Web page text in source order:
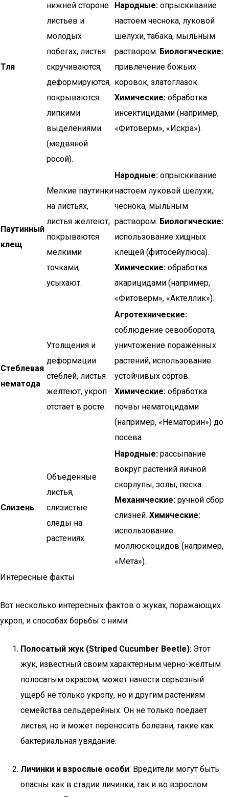
Тля
нижней стороне
листьев и
молодых
побегах, листья
скручиваются,
деформируются,
покрываются
липкими
выделениями
(медвяной
росой).
Народные: опрыскивание
настоем чеснока, луковой
шелухи, табака, мыльным
раствором. Биологические:
привлечение божьих
коровок, златоглазок.
Химические: обработка
инсектицидами (например,
«Фитоверм», «Искра»).
Паутинный
клещ
Мелкие паутинки
на листьях,
листья желтеют,
покрываются
мелкими
точками,
усыхают.
Народные: опрыскивание
настоем луковой шелухи,
чеснока, мыльным
раствором. Биологические:
использование хищных
клещей (фитосейулюса).
Химические: обработка
акарицидами (например,
«Фитоверм», «Актеллик»).
Стеблевая
нематода
Утолщения и
деформации
стеблей, листья
желтеют, укроп
отстает в росте.
Агротехнические:
соблюдение севооборота,
уничтожение пораженных
растений, использование
устойчивых сортов.
Химические: обработка
почвы нематоцидами
(например, «Нематорин») до
посева.
Слизень
Объеденные
листья,
слизистые
следы на
растениях.
Народные: рассыпание
вокруг растений яичной
скорлупы, золы, песка.
Механические: ручной сбор
слизней. Химические:
использование
моллюскоцидов (например,
«Мета»).
Интересные факты
Вот несколько интересных фактов о жуках, поражающих
укроп, и способах борьбы с ними:
Полосатый жук (Striped Cucumber Beetle): Этот
жук, известный своим характерным черно-желтым
полосатым окрасом, может нанести серьезный
ущерб не только укропу, но и другим растениям
семейства сельдерейных. Он не только поедает
листья, но и может переносить болезни, такие как
бактериальная увядание.
Личинки и взрослые особи: Вредители могут быть
опасны как в стадии личинки, так и во взрослом